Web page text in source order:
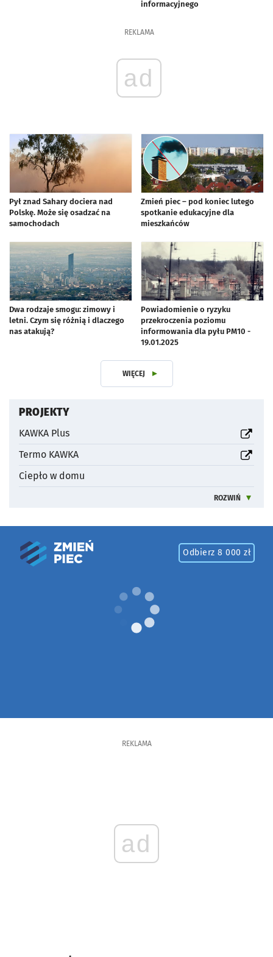
informacyjnego
REKLAMA
ad
Pył znad Sahary dociera nad
Polskę. Może się osadzać na
samochodach
Zmień piec – pod koniec lutego
spotkanie edukacyjne dla
mieszkańców
Dwa rodzaje smogu: zimowy i
letni. Czym się różnią i dlaczego
nas atakują?
Powiadomienie o ryzyku
przekroczenia poziomu
informowania dla pyłu PM10 -
19.01.2025
WIĘCEJ Z DZIAŁUPOWIETRZE
PROJEKTY
KAWKA Plusotworzy się w nowej karcie
Termo KAWKAotworzy się w nowej karcie
Ciepło w domu
ROZWIŃ
Odbierz 8 000 złW
REKLAMA
ad